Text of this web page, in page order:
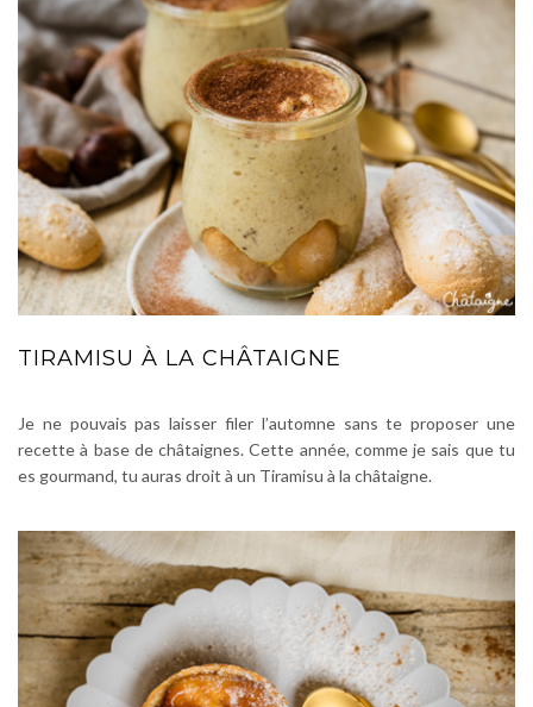
TIRAMISU À LA CHÂTAIGNE
Je ne pouvais pas laisser filer l’automne sans te proposer une
recette à base de châtaignes. Cette année, comme je sais que tu
es gourmand, tu auras droit à un Tiramisu à la châtaigne.